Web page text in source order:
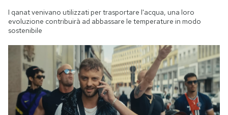
I qanat venivano utilizzati per trasportare l'acqua, una loro
evoluzione contribuirà ad abbassare le temperature in modo
sostenibile